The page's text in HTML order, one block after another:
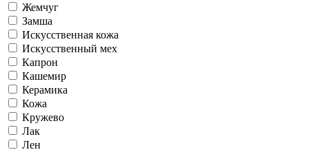
Жемчуг
Замша
Искусственная кожа
Искусственный мех
Капрон
Кашемир
Керамика
Кожа
Кружево
Лак
Лен